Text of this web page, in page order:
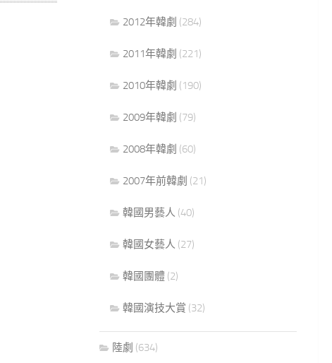
2012年韓劇 (284)
2011年韓劇 (221)
2010年韓劇 (190)
2009年韓劇 (79)
2008年韓劇 (60)
2007年前韓劇 (21)
韓國男藝人 (40)
韓國女藝人 (27)
韓國團體 (2)
韓國演技大賞 (32)
陸劇 (634)